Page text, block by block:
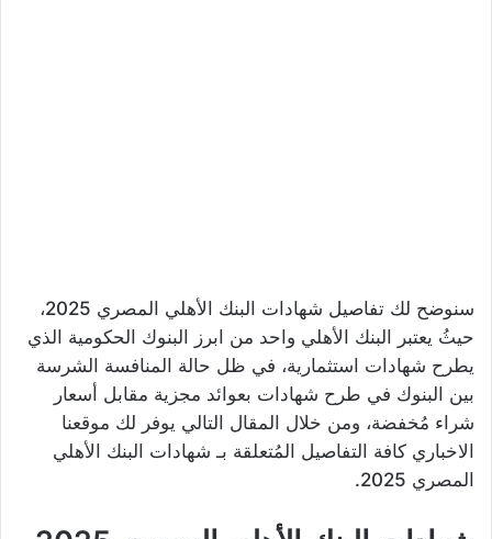
سنوضح لك تفاصيل شهادات البنك الأهلي المصري 2025،
حيثُ يعتبر البنك الأهلي واحد من ابرز البنوك الحكومية الذي
يطرح شهادات استثمارية، في ظل حالة المنافسة الشرسة
بين البنوك في طرح شهادات بعوائد مجزية مقابل أسعار
شراء مُخفضة، ومن خلال المقال التالي يوفر لك موقعنا
الاخباري كافة التفاصيل المُتعلقة بـ شهادات البنك الأهلي
المصري 2025.